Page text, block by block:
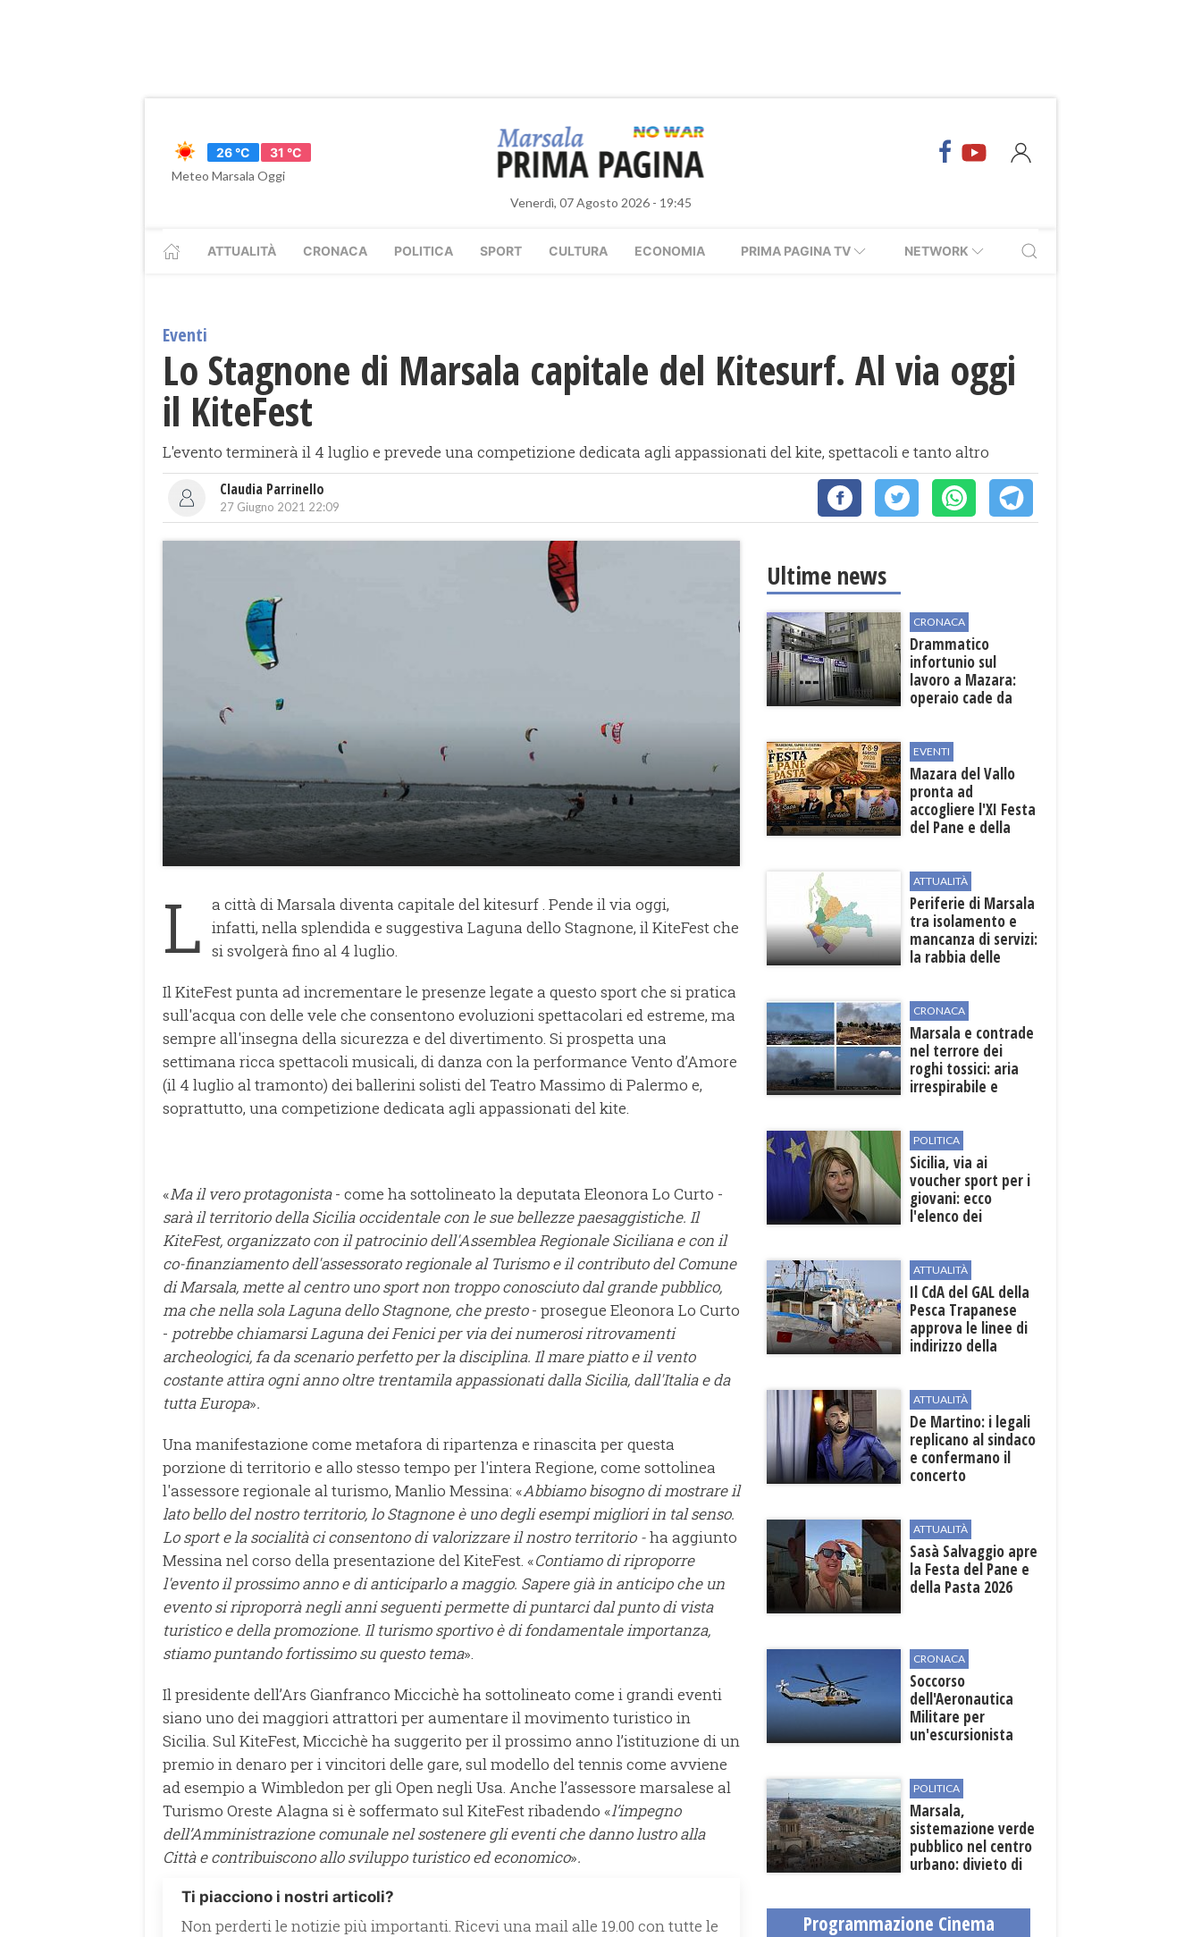
26 °C
31 °C
Meteo Marsala Oggi
Venerdì, 07 Agosto 2026 - 19:45
ATTUALITÀ CRONACA POLITICA SPORT CULTURA ECONOMIA PRIMA PAGINA TV NETWORK
Eventi
Lo Stagnone di Marsala capitale del Kitesurf. Al via oggi
il KiteFest
L'evento terminerà il 4 luglio e prevede una competizione dedicata agli appassionati del kite, spettacoli e tanto altro
Claudia Parrinello
27 Giugno 2021 22:09
L a città di Marsala diventa capitale del kitesurf . Pende il via oggi,
infatti, nella splendida e suggestiva Laguna dello Stagnone, il KiteFest che
si svolgerà fino al 4 luglio.
Il KiteFest punta ad incrementare le presenze legate a questo sport che si pratica
sull'acqua con delle vele che consentono evoluzioni spettacolari ed estreme, ma
sempre all'insegna della sicurezza e del divertimento. Si prospetta una
settimana ricca spettacoli musicali, di danza con la performance Vento d’Amore
(il 4 luglio al tramonto) dei ballerini solisti del Teatro Massimo di Palermo e,
soprattutto, una competizione dedicata agli appassionati del kite.
«Ma il vero protagonista- come ha sottolineato la deputata Eleonora Lo Curto -
sarà il territorio della Sicilia occidentale con le sue bellezze paesaggistiche. Il
KiteFest, organizzato con il patrocinio dell'Assemblea Regionale Siciliana e con il
co-finanziamento dell'assessorato regionale al Turismo e il contributo del Comune
di Marsala, mette al centro uno sport non troppo conosciuto dal grande pubblico,
ma che nella sola Laguna dello Stagnone, che presto- prosegue Eleonora Lo Curto
- potrebbe chiamarsi Laguna dei Fenici per via dei numerosi ritrovamenti
archeologici, fa da scenario perfetto per la disciplina. Il mare piatto e il vento
costante attira ogni anno oltre trentamila appassionati dalla Sicilia, dall'Italia e da
tutta Europa».
Una manifestazione come metafora di ripartenza e rinascita per questa
porzione di territorio e allo stesso tempo per l'intera Regione, come sottolinea
l'assessore regionale al turismo, Manlio Messina: «Abbiamo bisogno di mostrare il
lato bello del nostro territorio, lo Stagnone è uno degli esempi migliori in tal senso.
Lo sport e la socialità ci consentono di valorizzare il nostro territorio -ha aggiunto
Messina nel corso della presentazione del KiteFest. «Contiamo di riproporre
l'evento il prossimo anno e di anticiparlo a maggio. Sapere già in anticipo che un
evento si riproporrà negli anni seguenti permette di puntarci dal punto di vista
turistico e della promozione. Il turismo sportivo è di fondamentale importanza,
stiamo puntando fortissimo su questo tema».
Il presidente dell’Ars Gianfranco Miccichè ha sottolineato come i grandi eventi
siano uno dei maggiori attrattori per aumentare il movimento turistico in
Sicilia. Sul KiteFest, Miccichè ha suggerito per il prossimo anno l’istituzione di un
premio in denaro per i vincitori delle gare, sul modello del tennis come avviene
ad esempio a Wimbledon per gli Open negli Usa. Anche l’assessore marsalese al
Turismo Oreste Alagna si è soffermato sul KiteFest ribadendo «l’impegno
dell’Amministrazione comunale nel sostenere gli eventi che danno lustro alla
Città e contribuiscono allo sviluppo turistico ed economico».
Ti piacciono i nostri articoli?
Non perderti le notizie più importanti. Ricevi una mail alle 19.00 con tutte le
Ultime news
CRONACA
Drammatico
infortunio sul
lavoro a Mazara:
operaio cade da
EVENTI
Mazara del Vallo
pronta ad
accogliere l'XI Festa
del Pane e della
ATTUALITÀ
Periferie di Marsala
tra isolamento e
mancanza di servizi:
la rabbia delle
CRONACA
Marsala e contrade
nel terrore dei
roghi tossici: aria
irrespirabile e
POLITICA
Sicilia, via ai
voucher sport per i
giovani: ecco
l'elenco dei
ATTUALITÀ
Il CdA del GAL della
Pesca Trapanese
approva le linee di
indirizzo della
sviluppo
ATTUALITÀ
De Martino: i legali
replicano al sindaco
e confermano il
concerto
ATTUALITÀ
Sasà Salvaggio apre
la Festa del Pane e
della Pasta 2026
CRONACA
Soccorso
dell'Aeronautica
Militare per
un'escursionista
POLITICA
Marsala,
sistemazione verde
pubblico nel centro
urbano: divieto di
Programmazione Cinema